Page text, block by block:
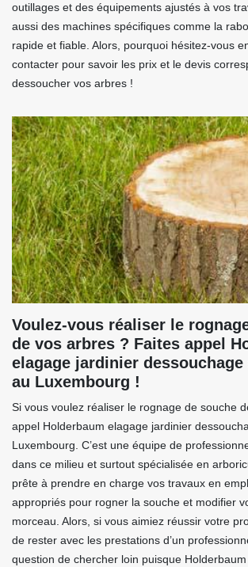
outillages et des équipements ajustés à vos
aussi des machines spécifiques comme la
rapide et fiable. Alors, pourquoi hésitez-vous
contacter pour savoir les prix et le devis
dessoucher vos arbres !
Voulez-vous réaliser le
de vos arbres ? Faites appel
elagage jardinier dessouchage
au Luxembourg !
Si vous voulez réaliser le rognage de souche
appel Holderbaum elagage jardinier
Luxembourg. C’est une équipe de
dans ce milieu et surtout spécialisée en
prête à prendre en charge vos travaux en
appropriés pour rogner la souche et modifier
morceau. Alors, si vous aimiez réussir votre
de rester avec les prestations d’un
question de chercher loin puisque